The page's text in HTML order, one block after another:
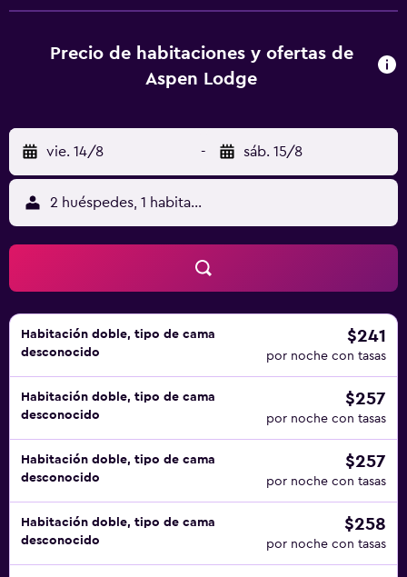
una televisión de pantalla plana con canales por satélite.
Los baños están equipados con ducha con cabezal de
gratuitos. Los huéspedes pueden navegar por la web
gracias a nuestro acceso a Internet wifi gratis. Se ofrece
servicio de limpieza todos los días y es posible solicitar
tabla de planchar con plancha. Se ofrece servicio de
limpieza a petición. Se pueden practicar las actividades de
ocio y esparcimiento que se indican más abajo en las
instalaciones o cerca del alojamiento (es posible que se
aplique un recargo).
Precio de habitaciones y ofertas de
Aspen Lodge
vie. 14/8 - sáb. 15/8
2 huéspedes, 1 habitación
Habitación doble, tipo de cama
desconocido
$241
por noche con tasas
Habitación doble, tipo de cama
desconocido
$257
por noche con tasas
Habitación doble, tipo de cama
desconocido
$257
por noche con tasas
Habitación doble, tipo de cama
desconocido
$258
por noche con tasas